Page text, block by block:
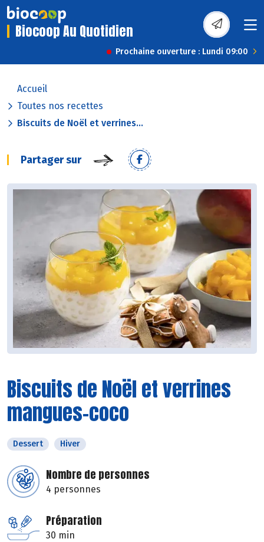
Biocoop Au Quotidien
Prochaine ouverture : Lundi 09:00
Accueil
Toutes nos recettes
Biscuits de Noël et verrines...
Partager sur
Biscuits de Noël et verrines
mangues-coco
Dessert Hiver
Nombre de personnes
4 personnes
Préparation
30 min